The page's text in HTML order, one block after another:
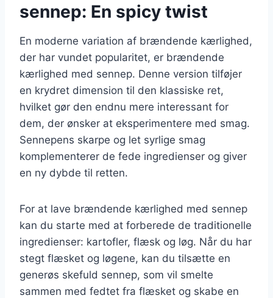
sennep: En spicy twist
En moderne variation af brændende kærlighed,
der har vundet popularitet, er brændende
kærlighed med sennep. Denne version tilføjer
en krydret dimension til den klassiske ret,
hvilket gør den endnu mere interessant for
dem, der ønsker at eksperimentere med smag.
Sennepens skarpe og let syrlige smag
komplementerer de fede ingredienser og giver
en ny dybde til retten.
For at lave brændende kærlighed med sennep
kan du starte med at forberede de traditionelle
ingredienser: kartofler, flæsk og løg. Når du har
stegt flæsket og løgene, kan du tilsætte en
generøs skefuld sennep, som vil smelte
sammen med fedtet fra flæsket og skabe en